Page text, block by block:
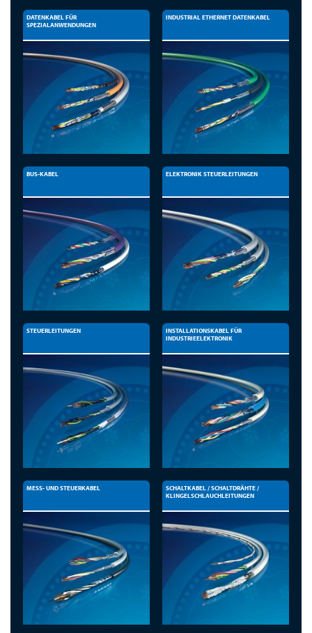
DATENKABEL FÜR
SPEZIALANWENDUNGEN
INDUSTRIAL ETHERNET DATENKABEL
BUS-KABEL ELEKTRONIK STEUERLEITUNGEN
STEUERLEITUNGEN
INSTALLATIONSKABEL FÜR
INDUSTRIEELEKTRONIK
MESS- UND STEUERKABEL
SCHALTKABEL / SCHALTDRÄHTE /
KLINGELSCHLAUCHLEITUNGEN